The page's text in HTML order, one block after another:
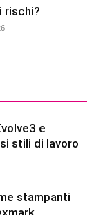
rischi?
e
stili di lavoro
stampanti